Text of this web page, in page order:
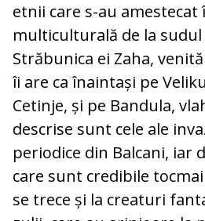
etnii care s-au amestecat
multiculturală de la
Străbunica ei Zaha,
îi are ca înaintași pe
Cetinje, și pe Bandula,
descrise sunt cele ale
periodice din Balcani, iar
care sunt credibile
se trece și la creaturi